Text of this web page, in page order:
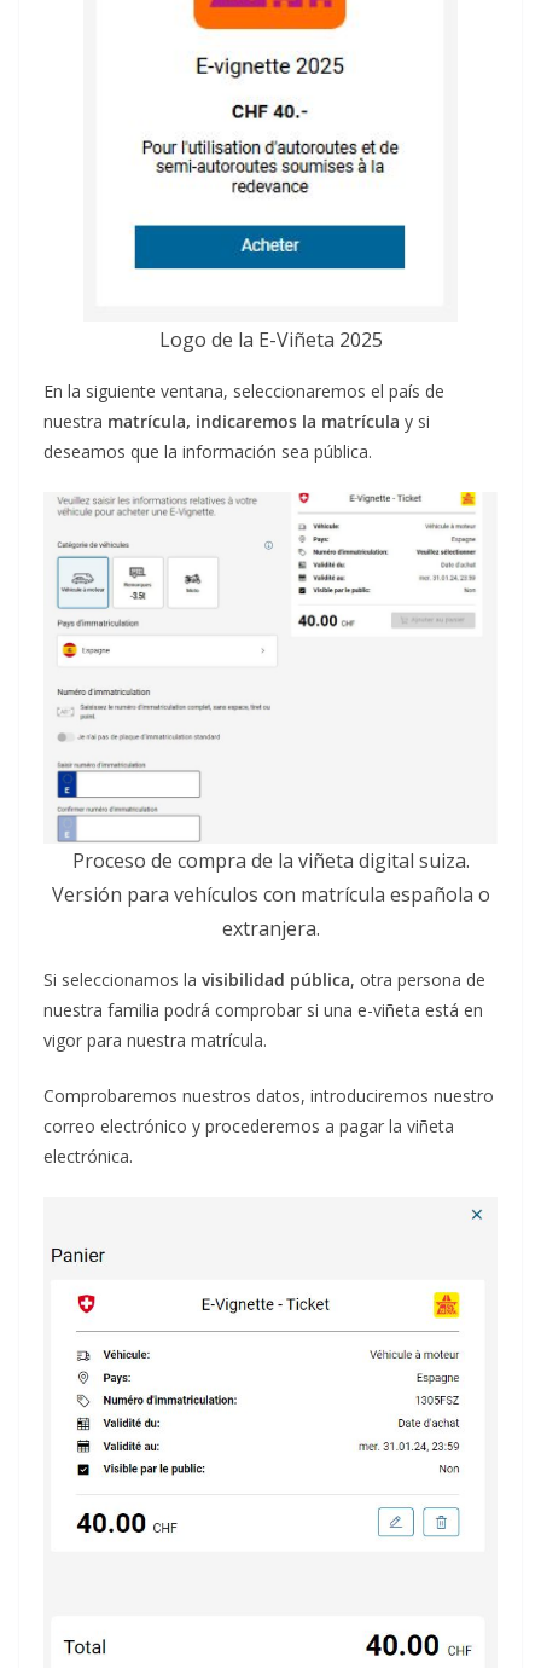
Logo de la E-Viñeta 2025
En la siguiente ventana, seleccionaremos el país de
nuestra matrícula, indicaremos la matrícula y si
deseamos que la información sea pública.
Proceso de compra de la viñeta digital suiza.
Versión para vehículos con matrícula española o
extranjera.
Si seleccionamos la visibilidad pública, otra persona de
nuestra familia podrá comprobar si una e-viñeta está en
vigor para nuestra matrícula.
Comprobaremos nuestros datos, introduciremos nuestro
correo electrónico y procederemos a pagar la viñeta
electrónica.